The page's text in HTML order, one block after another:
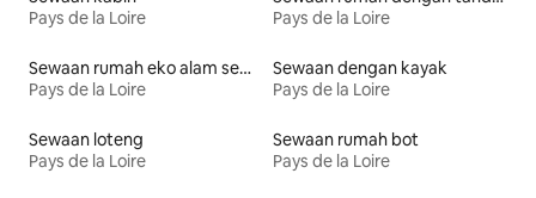
Pays de la Loire
Pays de la Loire
Sewaan rumah eko alam semula jadi
Pays de la Loire
Sewaan dengan kayak
Pays de la Loire
Sewaan loteng
Pays de la Loire
Sewaan rumah bot
Pays de la Loire